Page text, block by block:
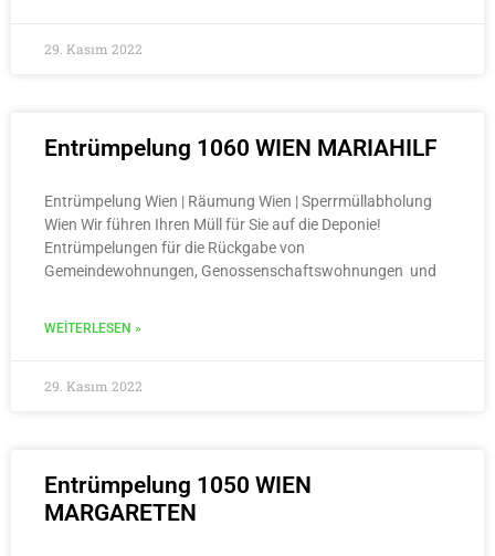
29. Kasım 2022
Entrümpelung 1060 WIEN MARIAHILF
Entrümpelung Wien | Räumung Wien | Sperrmüllabholung
Wien Wir führen Ihren Müll für Sie auf die Deponie!
Entrümpelungen für die Rückgabe von
Gemeindewohnungen, Genossenschaftswohnungen und
WEITERLESEN »
29. Kasım 2022
Entrümpelung 1050 WIEN
MARGARETEN